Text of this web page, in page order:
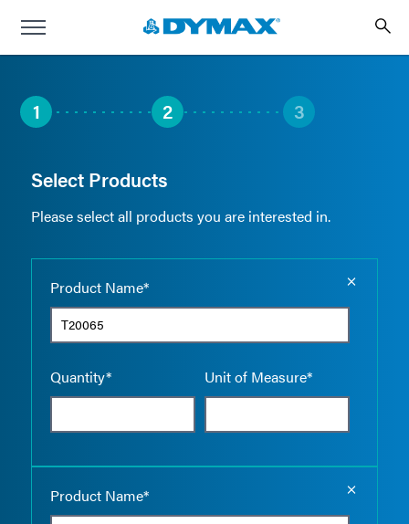
1 2 3
Select Products
Please select all products you are interested in.
Product Name*
Quantity* Unit of Measure*
Product Name*